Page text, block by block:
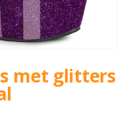
met glitters